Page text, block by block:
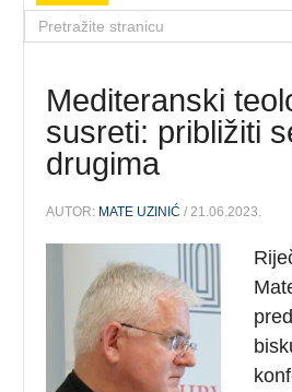
Mediteranski
susreti: približiti
drugima
AUTOR: MATE UZINIĆ / 21.06.2023.